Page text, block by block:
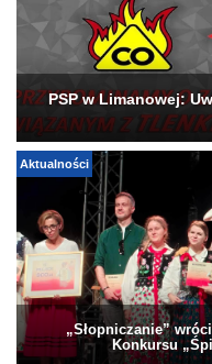
PSP w Limanowej:
Aktualności
„Słopniczanie”
Konkursu